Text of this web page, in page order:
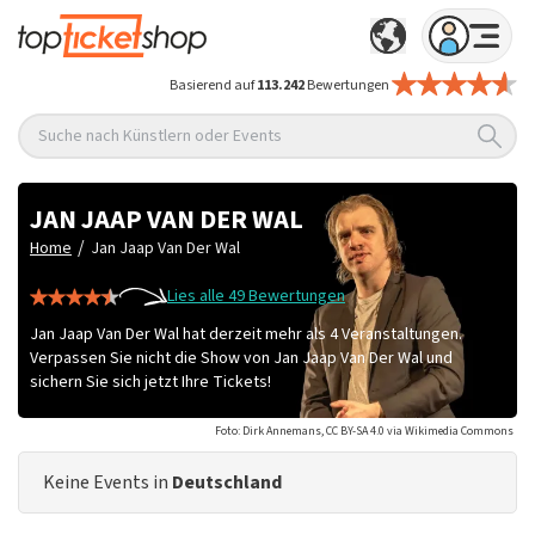
Basierend auf113.242Bewertungen
Suche nach Künstlern oder Events
JAN JAAP VAN DER WAL
Home / Jan Jaap Van Der Wal
Lies alle 49 Bewertungen
Jan Jaap Van Der Wal hat derzeit mehr als 4 Veranstaltungen.
Verpassen Sie nicht die Show von Jan Jaap Van Der Wal und
sichern Sie sich jetzt Ihre Tickets!
Foto: Dirk Annemans, CC BY-SA 4.0 via Wikimedia Commons
Keine Events in Deutschland